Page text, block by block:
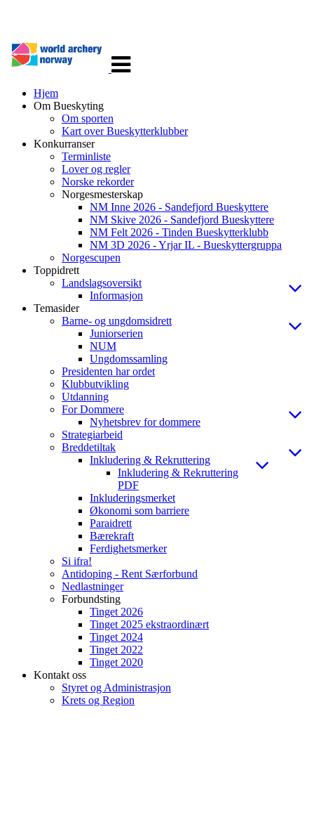
navigasjon
Hjem
Om Bueskyting
Om sporten
Kart over Bueskytterklubber
Konkurranser
Terminliste
Lover og regler
Norske rekorder
Norgesmesterskap
NM Inne 2026 - Sandefjord Bueskyttere
NM Skive 2026 - Sandefjord Bueskyttere
NM Felt 2026 - Tinden Bueskytterklubb
NM 3D 2026 - Yrjar IL - Bueskyttergruppa
Norgescupen
Toppidrett
Landslagsoversikt
Informasjon
Temasider
Barne- og ungdomsidrett
Juniorserien
NUM
Ungdomssamling
Presidenten har ordet
Klubbutvikling
Utdanning
For Dommere
Nyhetsbrev for dommere
Strategiarbeid
Breddetiltak
Inkludering & Rekruttering
Inkludering & Rekruttering
PDF
Inkluderingsmerket
Økonomi som barriere
Paraidrett
Bærekraft
Ferdighetsmerker
Si ifra!
Antidoping - Rent Særforbund
Nedlastninger
Forbundsting
Tinget 2026
Tinget 2025 ekstraordinært
Tinget 2024
Tinget 2022
Tinget 2020
Kontakt oss
Styret og Administrasjon
Krets og Region